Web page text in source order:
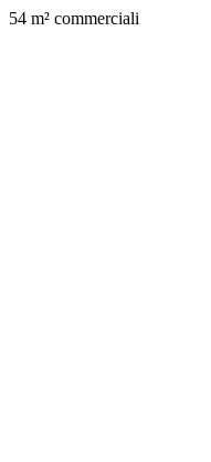
54 m² commerciali